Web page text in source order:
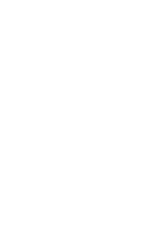
Arranca este fin de
un evento deportivo que
1.100 deportistas que
‘finisher’ de la prueba.Así
Deportes, Juan Rosas,
la alcaldesa de Alpandeire,
Ildefonso Cózar.El